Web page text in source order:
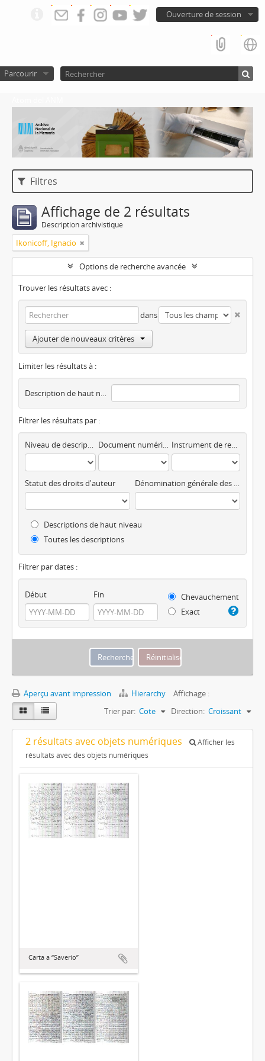
Ouverture de session
Parcourir
Filtres
Affichage de 2 résultats
Description archivistique
Ikonicoff, Ignacio
Options de recherche avancée
Trouver les résultats avec :
dans
Ajouter de nouveaux critères
Limiter les résultats à :
Description de haut niveau
Filtrer les résultats par :
Niveau de description Document numérique disponible Instrument de recherche
Statut des droits d'auteur Dénomination générale des documents
Descriptions de haut niveau
Toutes les descriptions
Filtrer par dates :
Début Fin
Chevauchement
Exact
Aperçu avant impression Hierarchy
Affichage :
Trier par: Cote Direction: Croissant
2 résultats avec objets numériques
Afficher les
résultats avec des objets numériques
Carta a “Saverio”